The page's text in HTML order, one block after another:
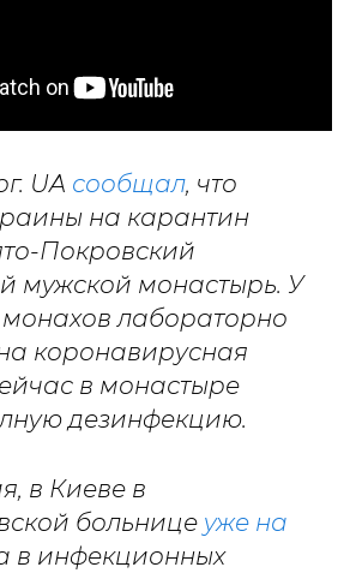
UA сообщал, что
на карантин
Покровский
мужской монастырь. У
лабораторно
коронавирусная
в монастыре
дезинфекцию.
в Киеве в
больнице уже на
в инфекционных